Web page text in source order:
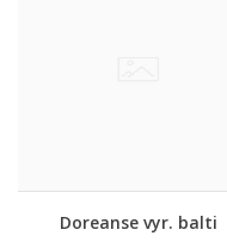
Doreanse vyr. balti